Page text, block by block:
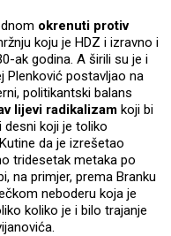
okrenuti protiv
koju je HDZ i izravno i
ak godina. A širili su je i
Plenković postavljao na
politikantski balans
lijevi radikalizam koji bi
koji je toliko
da je izrešetao
tridesetak metaka po
na primjer, prema Branku
neboderu koja je
koliko je i bilo trajanje